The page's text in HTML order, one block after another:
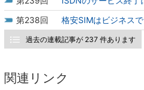
238
格安SIMはビジネス
過去の連載記事が 237 件あります
関連リンク